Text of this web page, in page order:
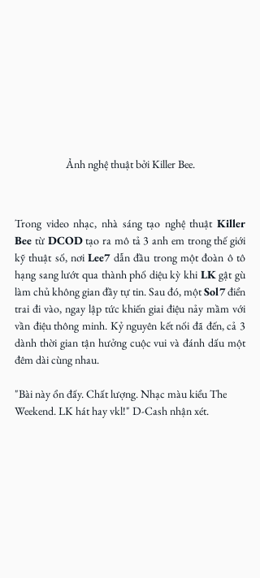
Ảnh nghệ thuật bởi Killer Bee.
Trong video nhạc, nhà sáng tạo nghệ thuật Killer
Bee từ DCOD tạo ra mô tả 3 anh em trong thế giới
kỹ thuật số, nơi Lee7 dẫn đầu trong một đoàn ô tô
hạng sang lướt qua thành phố diệu kỳ khi LK gật gù
làm chủ không gian đầy tự tin. Sau đó, một Sol7 điển
trai đi vào, ngay lập tức khiến giai điệu nảy mầm với
vần điệu thông minh. Kỷ nguyên kết nối đã đến, cả 3
dành thời gian tận hưởng cuộc vui và đánh dấu một
đêm dài cùng nhau.
"Bài này ổn đấy. Chất lượng. Nhạc màu kiểu The
Weekend. LK hát hay vkl!" D-Cash nhận xét.